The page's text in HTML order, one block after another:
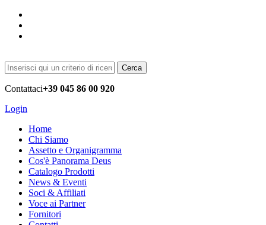
Cerca
Contattaci+39 045 86 00 920
Login
Home
Chi Siamo
Assetto e Organigramma
Cos'è Panorama Deus
Catalogo Prodotti
News & Eventi
Soci & Affiliati
Voce ai Partner
Fornitori